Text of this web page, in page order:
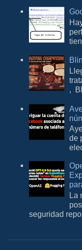
,
de
La
seguridad